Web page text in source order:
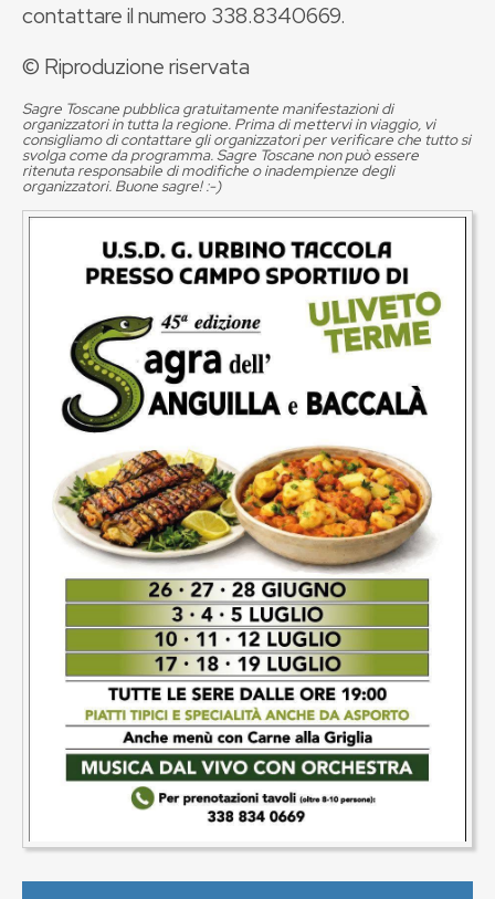
contattare il numero 338.8340669.
© Riproduzione riservata
Sagre Toscane pubblica gratuitamente manifestazioni di
organizzatori in tutta la regione. Prima di mettervi in viaggio, vi
consigliamo di contattare gli organizzatori per verificare che tutto si
svolga come da programma. Sagre Toscane non può essere
ritenuta responsabile di modifiche o inadempienze degli
organizzatori. Buone sagre! :-)